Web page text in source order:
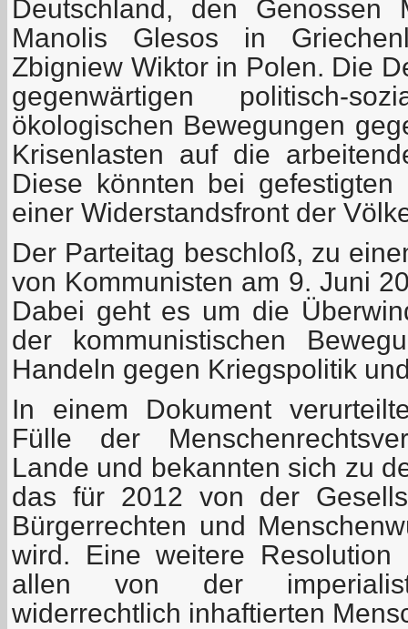
Deutschland, den Genossen
Manolis Glesos in
Zbigniew Wiktor in Polen. Die
gegenwärtigen politisch-
ökologischen Bewegungen
Krisenlasten auf die
Diese könnten bei
einer Widerstandsfront der
Der Parteitag beschloß, zu
von Kommunisten am 9. Juni
Dabei geht es um die
der kommunistischen
Handeln gegen Kriegspolitik
In einem Dokument
Fülle der
Lande und bekannten sich zu
das für 2012 von der
Bürgerrechten und
wird. Eine weitere
allen von der
widerrechtlich inhaftierten